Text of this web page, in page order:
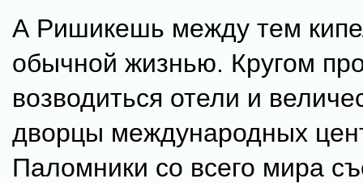
А Ришикешь между тем
обычной жизнью. Кругом
возводиться отели и
дворцы международных
Паломники со всего мира